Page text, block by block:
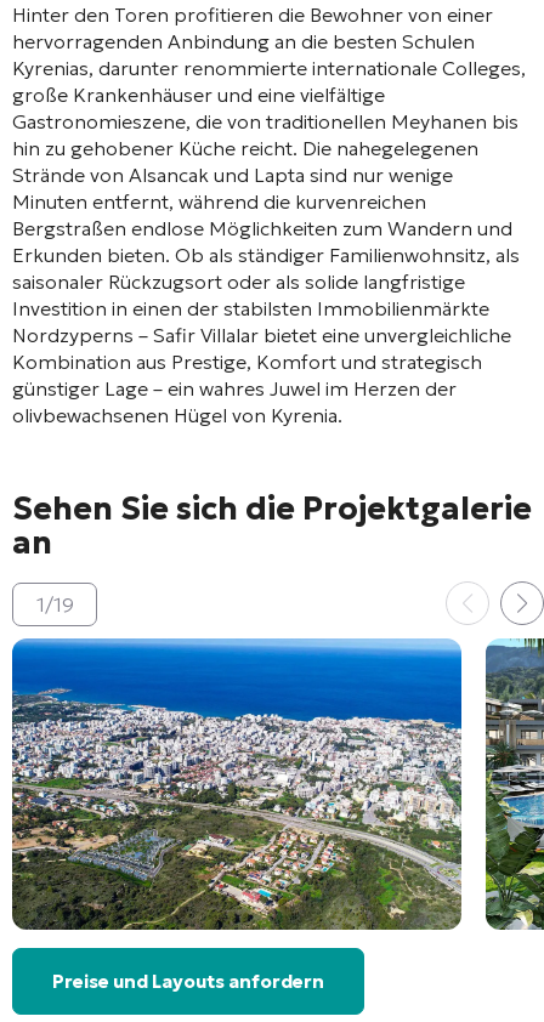
Hinter den Toren profitieren die Bewohner von einer
hervorragenden Anbindung an die besten Schulen
Kyrenias, darunter renommierte internationale Colleges,
große Krankenhäuser und eine vielfältige
Gastronomieszene, die von traditionellen Meyhanen bis
hin zu gehobener Küche reicht. Die nahegelegenen
Strände von Alsancak und Lapta sind nur wenige
Minuten entfernt, während die kurvenreichen
Bergstraßen endlose Möglichkeiten zum Wandern und
Erkunden bieten. Ob als ständiger Familienwohnsitz, als
saisonaler Rückzugsort oder als solide langfristige
Investition in einen der stabilsten Immobilienmärkte
Nordzyperns – Safir Villalar bietet eine unvergleichliche
Kombination aus Prestige, Komfort und strategisch
günstiger Lage – ein wahres Juwel im Herzen der
olivbewachsenen Hügel von Kyrenia.
Sehen Sie sich die Projektgalerie
an
1/19
Preise und Layouts anfordern